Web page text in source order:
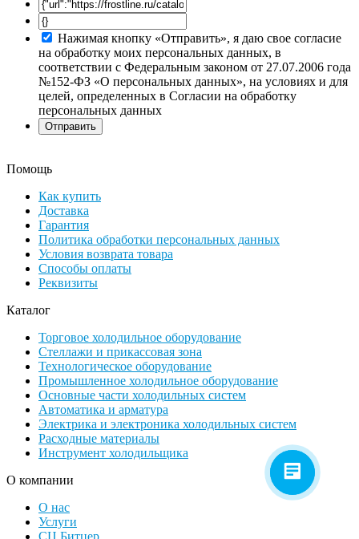
Нажимая кнопку «Отправить», я даю свое согласие
на обработку моих персональных данных, в
соответствии с Федеральным законом от 27.07.2006 года
№152-ФЗ «О персональных данных», на условиях и для
целей, определенных в Согласии на обработку
персональных данных
Помощь
Как купить
Доставка
Гарантия
Политика обработки персональных данных
Условия возврата товара
Способы оплаты
Реквизиты
Каталог
Торговое холодильное оборудование
Стеллажи и прикассовая зона
Технологическое оборудование
Промышленное холодильное оборудование
Основные части холодильных систем
Автоматика и арматура
Электрика и электроника холодильных систем
Расходные материалы
Инструмент холодильщика
О компании
О нас
Услуги
СЦ Битцер